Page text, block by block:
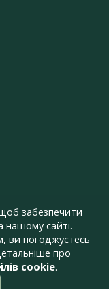
забезпечити
сайті.
ви погоджуєтесь
про
cookie.